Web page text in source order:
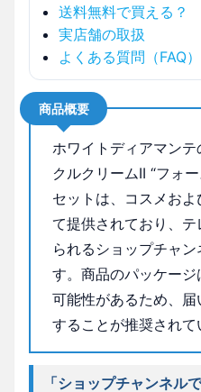
送料無料で買える？
実店舗の取扱
よくある質問（FAQ）
商品概要
ホワイトディアマン
クルクリームII “フォ
セットは、コスメお
て提供されており、
られるショップチャ
す。商品のパッケー
可能性があるため、
することが推奨されて
「ショップチャンネ